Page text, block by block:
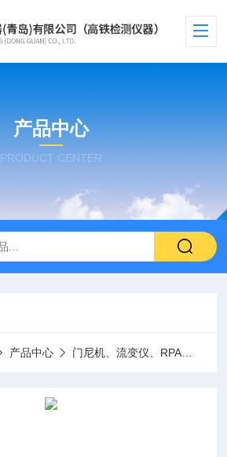
产品中心
PRODUCT CENTER
产品中心 门尼机、流变仪、RPA